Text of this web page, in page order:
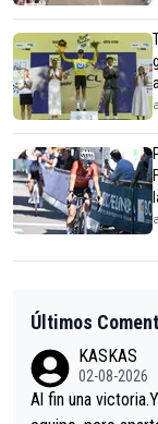
Últimos
KASKAS
02-08-2026
Al fin una